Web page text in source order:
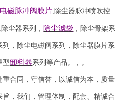
电磁脉冲阀膜片, 除尘器脉冲喷吹控
, 除尘器系列， 除尘滤袋 ，除尘骨架系
，除尘电磁阀系列，除尘器膜片系
型卸料器系列等产品。，。
重合同，守信誉，以诚信为本，质量
，我们，管理体制，配套、精诚合